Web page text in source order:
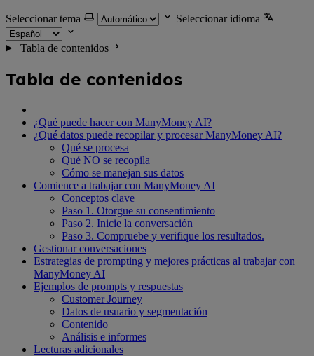
Seleccionar tema Seleccionar idioma
Tabla de contenidos
Tabla de contenidos
¿Qué puede hacer con ManyMoney AI?
¿Qué datos puede recopilar y procesar ManyMoney AI?
Qué se procesa
Qué NO se recopila
Cómo se manejan sus datos
Comience a trabajar con ManyMoney AI
Conceptos clave
Paso 1. Otorgue su consentimiento
Paso 2. Inicie la conversación
Paso 3. Compruebe y verifique los resultados.
Gestionar conversaciones
Estrategias de prompting y mejores prácticas al trabajar con
ManyMoney AI
Ejemplos de prompts y respuestas
Customer Journey
Datos de usuario y segmentación
Contenido
Análisis e informes
Lecturas adicionales